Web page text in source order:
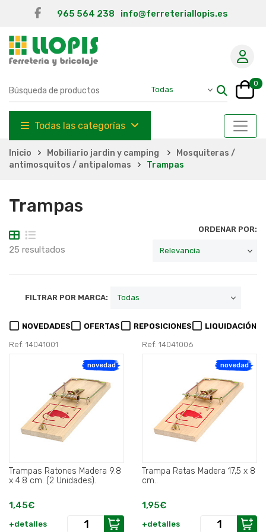
965 564 238 info@ferreteriallopis.es
0
Todas las categorías
Inicio Mobiliario jardin y camping
Mosquiteras /
antimosquitos / antipalomas
Trampas
Trampas
25 resultados
ORDENAR POR:
FILTRAR POR MARCA:
NOVEDADES OFERTAS REPOSICIONES LIQUIDACIÓN
Ref: 14041001
novedad
Trampas Ratones Madera 9.8
x 4.8 cm. (2 Unidades).
1,45€
+detalles
Ref: 14041006
novedad
Trampa Ratas Madera 17,5 x 8
cm..
1,95€
+detalles